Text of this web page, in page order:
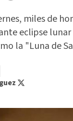
miles de
eclipse
la "Luna de